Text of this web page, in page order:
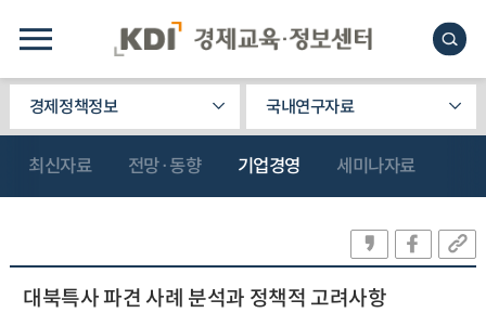
경제정책정보 국내연구자료
최신자료 전망·동향 기업경영 세미나자료
대북특사 파견 사례 분석과 정책적 고려사항